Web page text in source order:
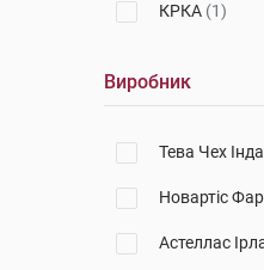
КРКА (1)
Виробник
Тева Чех
Новартіс
Астеллас